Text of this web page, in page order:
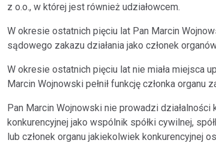
z o.o., w której jest również udziałowcem.
W okresie ostatnich pięciu lat Pan Marcin
sądowego zakazu działania jako członek
W okresie ostatnich pięciu lat nie miała miejsca
Marcin Wojnowski pełnił funkcję członka
Pan Marcin Wojnowski nie prowadzi
konkurencyjnej jako wspólnik spółki cywilnej,
lub członek organu jakiekolwiek konkurencyjnej